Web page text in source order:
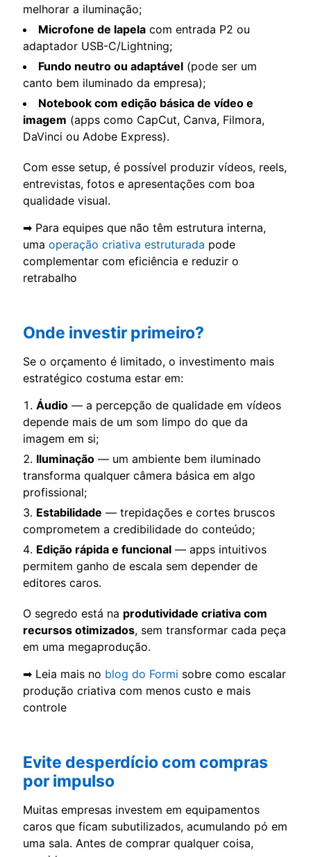
melhorar a iluminação;
Microfone de lapela com entrada P2 ou
adaptador USB-C/Lightning;
Fundo neutro ou adaptável (pode ser um
canto bem iluminado da empresa);
Notebook com edição básica de vídeo e
imagem (apps como CapCut, Canva, Filmora,
DaVinci ou Adobe Express).
Com esse setup, é possível produzir vídeos, reels,
entrevistas, fotos e apresentações com boa
qualidade visual.
➡ Para equipes que não têm estrutura interna,
uma operação criativa estruturada pode
complementar com eficiência e reduzir o
retrabalho
Onde investir primeiro?
Se o orçamento é limitado, o investimento mais
estratégico costuma estar em:
Áudio — a percepção de qualidade em vídeos
depende mais de um som limpo do que da
imagem em si;
Iluminação — um ambiente bem iluminado
transforma qualquer câmera básica em algo
profissional;
Estabilidade — trepidações e cortes bruscos
comprometem a credibilidade do conteúdo;
Edição rápida e funcional — apps intuitivos
permitem ganho de escala sem depender de
editores caros.
O segredo está na produtividade criativa com
recursos otimizados, sem transformar cada peça
em uma megaprodução.
➡ Leia mais no blog do Formi sobre como escalar
produção criativa com menos custo e mais
controle
Evite desperdício com compras
por impulso
Muitas empresas investem em equipamentos
caros que ficam subutilizados, acumulando pó em
uma sala. Antes de comprar qualquer coisa,